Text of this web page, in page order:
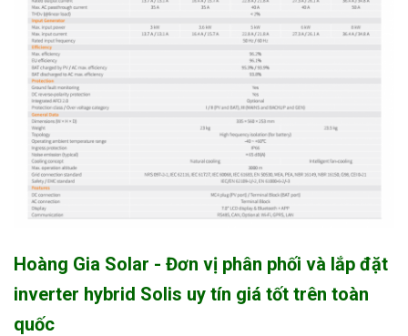
Hoàng Gia Solar - Đơn vị phân phối và lắp đặt
inverter hybrid Solis uy tín giá tốt trên toàn
quốc